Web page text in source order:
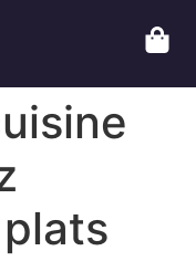
plats